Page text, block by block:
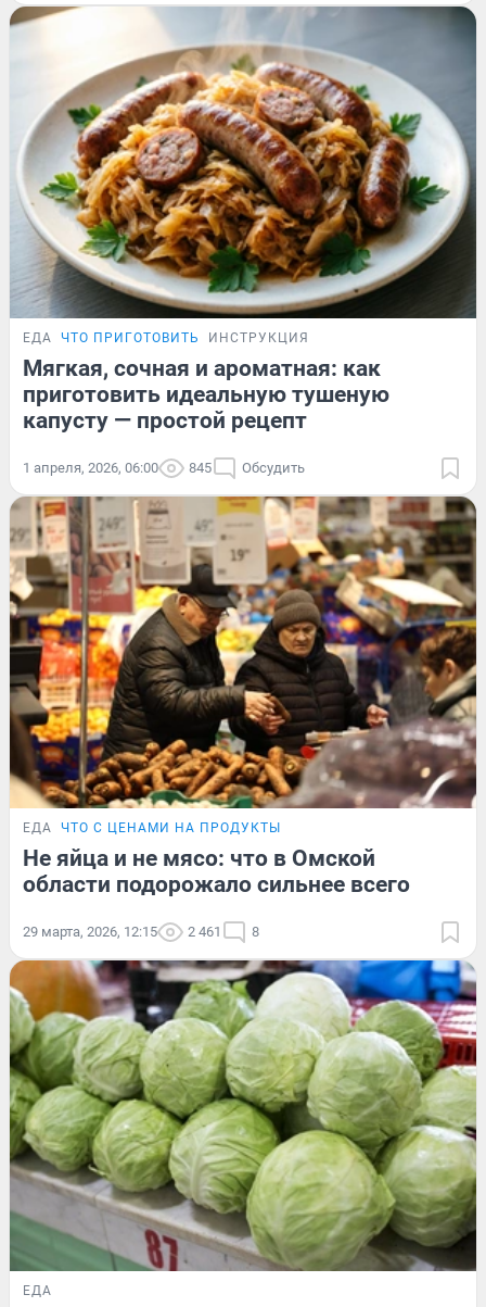
ЕДА ЧТО ПРИГОТОВИТЬ ИНСТРУКЦИЯ
Мягкая, сочная и ароматная: как
приготовить идеальную тушеную
капусту — простой рецепт
1 апреля, 2026, 06:00 845 Обсудить
ЕДА ЧТО С ЦЕНАМИ НА ПРОДУКТЫ
Не яйца и не мясо: что в Омской
области подорожало сильнее всего
29 марта, 2026, 12:15 2 461 8
ЕДА